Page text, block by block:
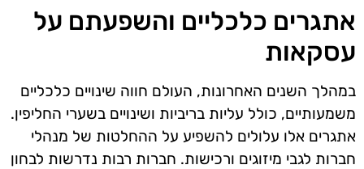
אתגרים כלכליים והשפעתם על
עסקאות
במהלך השנים האחרונות, העולם חווה שינויים כלכליים
משמעותיים, כולל עליות בריביות ושינויים בשערי החליפין.
אתגרים אלו עלולים להשפיע על ההחלטות של מנהלי
חברות לגבי מיזוגים ורכישות. חברות רבות נדרשות לבחון